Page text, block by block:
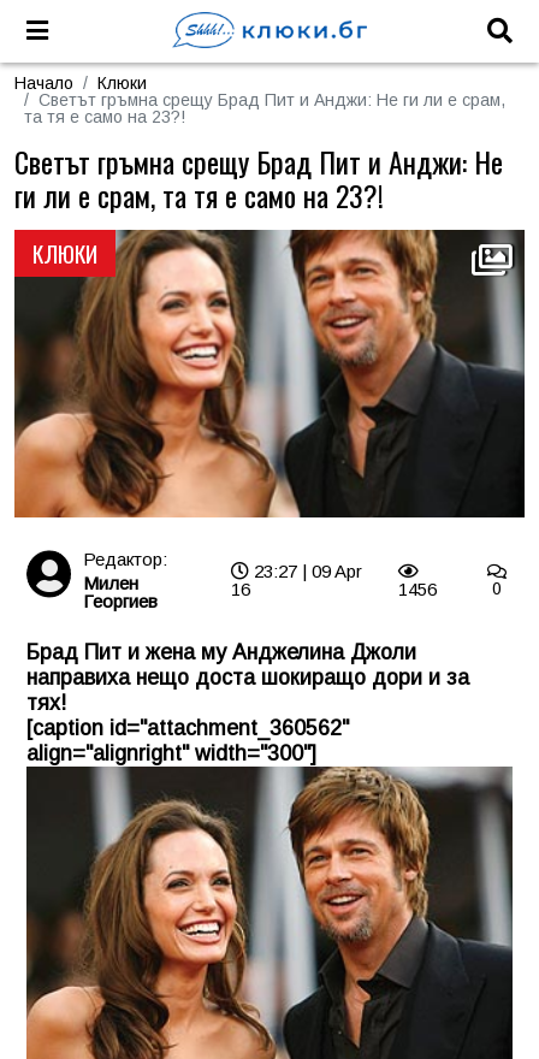
Начало
Клюки
Светът гръмна срещу Брад Пит и Анджи: Не ги ли е срам,
та тя е само на 23?!
КЛЮКИ
Светът гръмна срещу Брад Пит и Анджи: Не
ги ли е срам, та тя е само на 23?!
Редактор:
Милен
Георгиев
23:27 | 09 Apr
16
1456 0
Брад Пит и жена му Анджелина Джоли
направиха нещо доста шокиращо дори и за
тях!
[caption id="attachment_360562"
align="alignright" width="300"]